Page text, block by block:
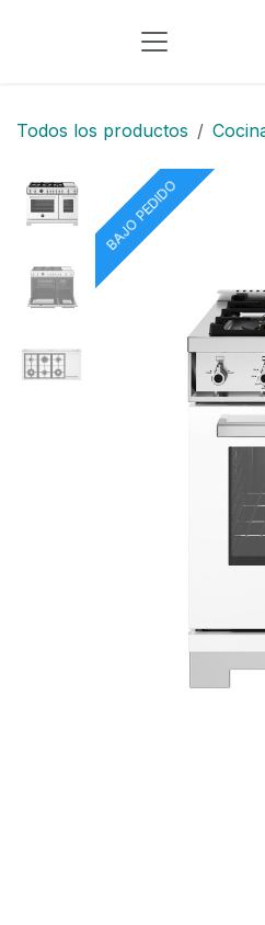
Todos los productos
BAJO PEDIDO
BAJO PEDIDO